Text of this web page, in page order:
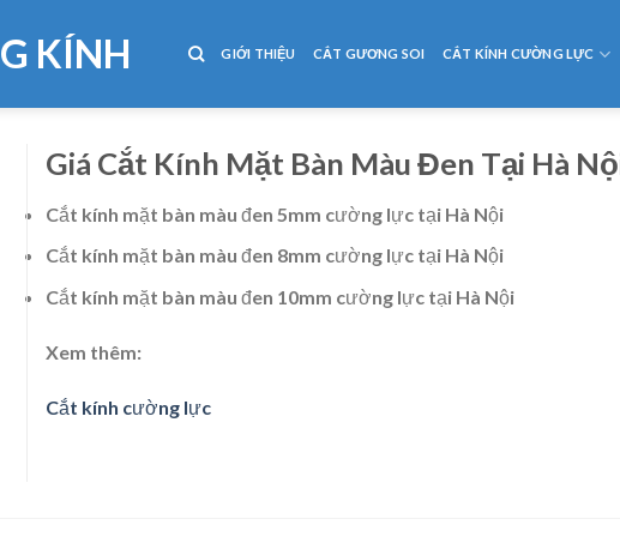
KÍNH GIỚI THIỆU CẮT GƯƠNG SOI CẮT KÍNH CƯỜNG LỰC
Giá Cắt Kính Mặt Bàn Màu Đen Tại Hà
Cắt kính mặt bàn màu đen 5mm cường lực tại Hà Nội
Cắt kính mặt bàn màu đen 8mm cường lực tại Hà Nội
Cắt kính mặt bàn màu đen 10mm cường lực tại Hà Nội
Xem thêm:
Cắt kính cường lực